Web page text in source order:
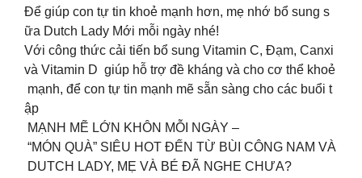
Để giúp con tự tin khoẻ mạnh hơn, mẹ nhớ bổ sung s
ữa Dutch Lady Mới mỗi ngày nhé!
Với công thức cải tiến bổ sung Vitamin C, Đạm, Canxi
và Vitamin D giúp hỗ trợ đề kháng và cho cơ thể khoẻ
mạnh, để con tự tin mạnh mẽ sẵn sàng cho các buổi t
ập
MẠNH MẼ LỚN KHÔN MỖI NGÀY –
“MÓN QUÀ” SIÊU HOT ĐẾN TỪ BÙI CÔNG NAM VÀ
DUTCH LADY, MẸ VÀ BÉ ĐÃ NGHE CHƯA?